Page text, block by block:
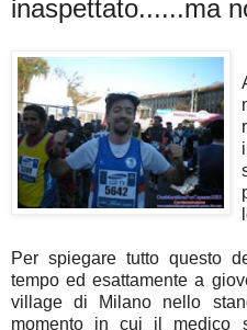
inaspettato......ma
Per spiegare tutto questo
tempo ed esattamente a
village di Milano nello
momento in cui il medico